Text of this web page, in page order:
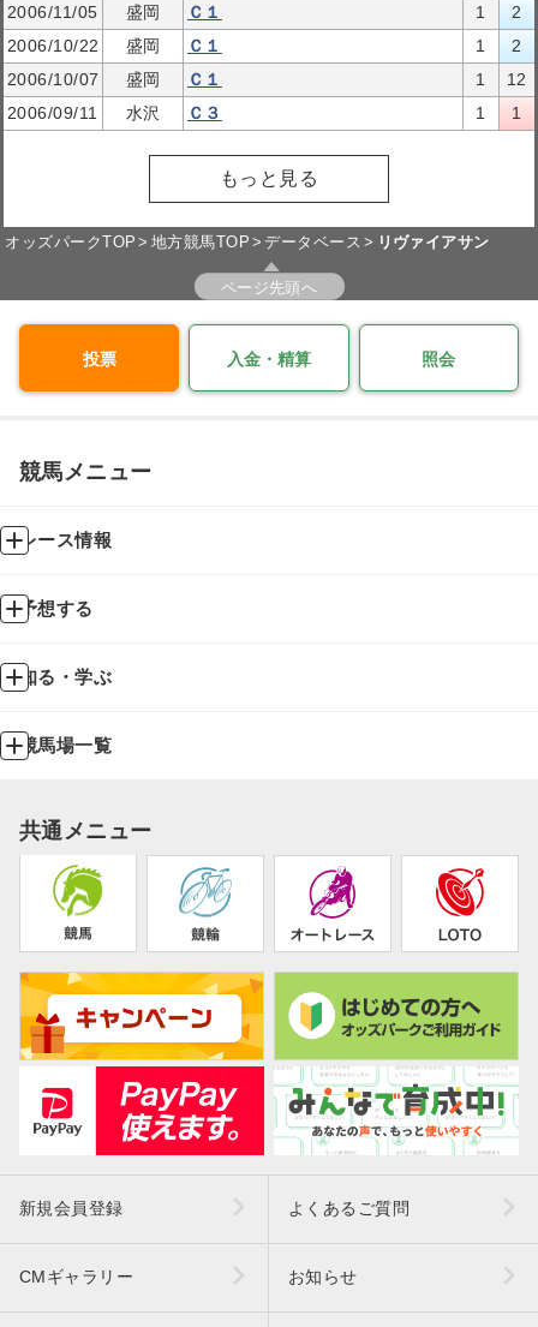
2006/11/05
盛岡 Ｃ１ 1
2
2006/10/22
盛岡 Ｃ１ 1
2
2006/10/07
盛岡 Ｃ１ 1
12
2006/09/11
水沢 Ｃ３ 1 1
もっと見る
オッズパークTOP 地方競馬TOP データベース リヴァイアサン
ページ先頭へ
投票 入金・精算 照会
競馬メニュー
レース情報
予想する
知る・学ぶ
競馬場一覧
共通メニュー
新規会員登録 よくあるご質問
CMギャラリー お知らせ